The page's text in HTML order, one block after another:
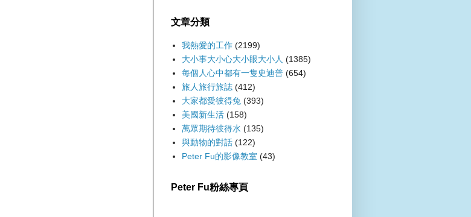
文章分類
我熱愛的工作 (2199)
大小事大小心大小眼大小人 (1385)
每個人心中都有一隻史迪普 (654)
旅人旅行旅誌 (412)
大家都愛彼得兔 (393)
美國新生活 (158)
萬眾期待彼得水 (135)
與動物的對話 (122)
Peter Fu的影像教室 (43)
Peter Fu粉絲專頁